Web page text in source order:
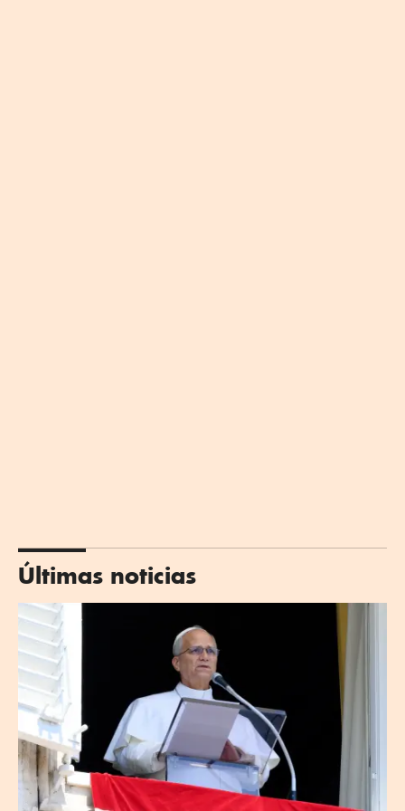
Últimas noticias